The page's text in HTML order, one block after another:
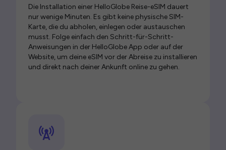
Die Installation einer HelloGlobe Reise-eSIM dauert
nur wenige Minuten. Es gibt keine physische SIM-
Karte, die du abholen, einlegen oder austauschen
musst. Folge einfach den Schritt-für-Schritt-
Anweisungen in der HelloGlobe App oder auf der
Website, um deine eSIM vor der Abreise zu installieren
und direkt nach deiner Ankunft online zu gehen.